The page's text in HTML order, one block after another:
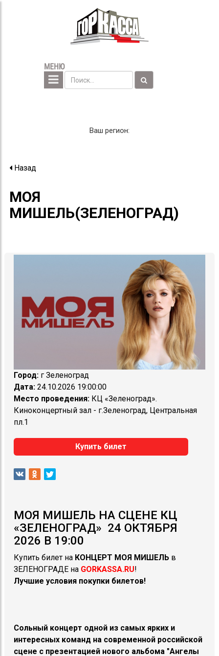
МЕНЮ
Ваш регион:
Назад
МОЯ
МИШЕЛЬ(ЗЕЛЕНОГРАД)
Город: г Зеленоград
Дата: 24.10.2026 19:00:00
Место проведения: КЦ «Зеленоград».
Киноконцертный зал - г.Зеленоград, Центральная
пл.1
Купить билет
МОЯ МИШЕЛЬ НА СЦЕНЕ КЦ
«ЗЕЛЕНОГРАД» 24 ОКТЯБРЯ
2026 В 19:00
Купить билет на КОНЦЕРТ МОЯ МИШЕЛЬ в
ЗЕЛЕНОГРАДЕ на GORKASSA.RU!
Лучшие условия покупки билетов!
Сольный концерт одной из самых ярких и
интересных команд на современной российской
сцене с презентацией нового альбома "Ангелы